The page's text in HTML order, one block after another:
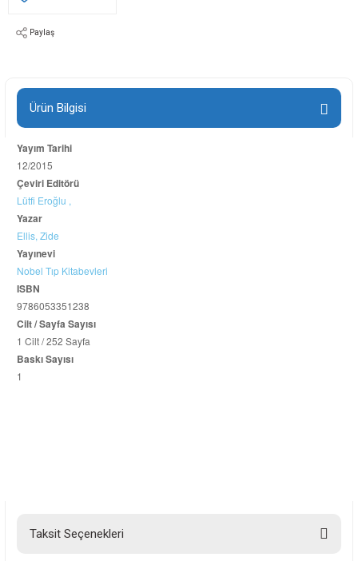
Paylaş
Ürün Bilgisi
Yayım Tarihi
12/2015
Çeviri Editörü
Lütfi Eroğlu ,
Yazar
Ellis, Zide
Yayınevi
Nobel Tıp Kitabevleri
ISBN
9786053351238
Cilt / Sayfa Sayısı
1 Cilt / 252 Sayfa
Baskı Sayısı
1
Taksit Seçenekleri